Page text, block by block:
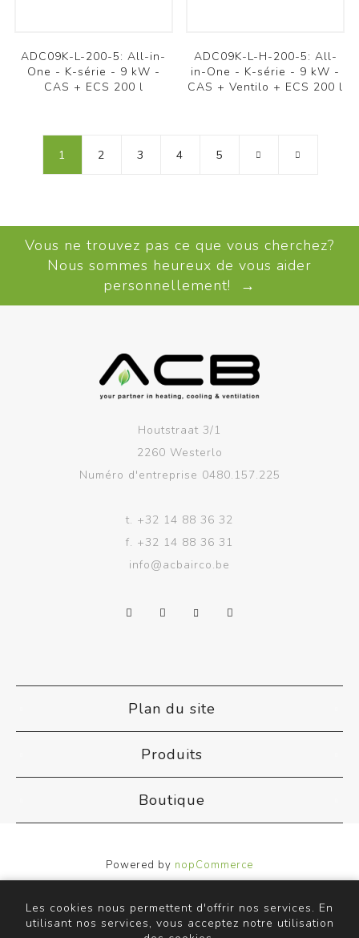
ADC09K-L-200-5: All-in-
One - K-série - 9 kW -
CAS + ECS 200 l
ADC09K-L-H-200-5: All-
in-One - K-série - 9 kW -
CAS + Ventilo + ECS 200 l
1 2 3 4 5
Vous ne trouvez pas ce que vous cherchez?
Nous sommes heureux de vous aider
personnellement! →
Houtstraat 3/1
2260 Westerlo
Numéro d'entreprise 0480.157.225
t. +32 14 88 36 32
f. +32 14 88 36 31
info@acbairco.be
Plan du site
Produits
Boutique
Powered by nopCommerce
Copyright © 2026 ACB Airco. Tous droits réservés.
Les cookies nous permettent d'offrir nos services. En
utilisant nos services, vous acceptez notre utilisation